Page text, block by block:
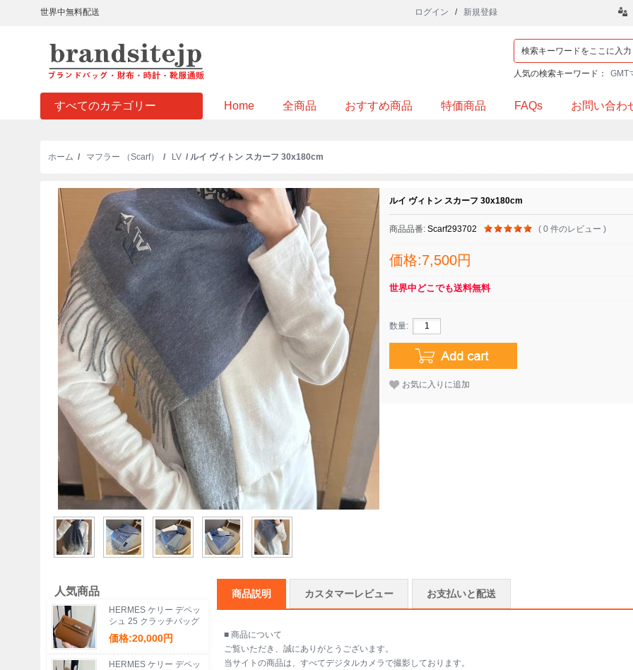
世界中無料配送 ログイン / 新規登録
人気の検索キーワード： GMT
すべてのカテゴリー Home 全商品 おすすめ商品 特価商品 FAQs お問い合わ
ホーム / マフラー （Scarf） / LV / ルイ ヴィトン スカーフ 30x180cm
ルイ ヴィトン スカーフ 30x180cm
商品品番: Scarf293702 ( 0 件のレビュー )
価格:7,500円
世界中どこでも送料無料
数量:
お気に入りに追加
商品説明 カスタマーレビュー お支払いと配送
■ 商品について
ご覧いただき、誠にありがとうございます。
当サイトの商品は、すべてデジタルカメラで撮影しております。
人気商品
HERMES ケリー デペッ
シュ 25 クラッチバッグ
エプソム革 ショルダース
トラップ付き サイズ:
価格:20,000円
HERMES ケリー デペッ